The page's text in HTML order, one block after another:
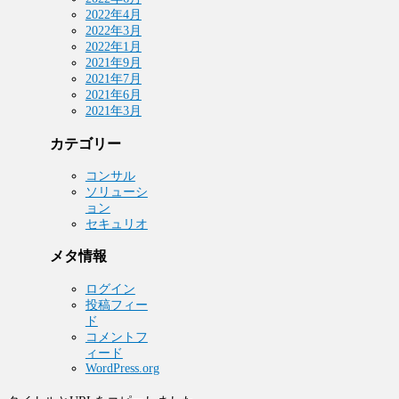
2022年4月
2022年3月
2022年1月
2021年9月
2021年7月
2021年6月
2021年3月
カテゴリー
コンサル
ソリューシ
ョン
セキュリオ
メタ情報
ログイン
投稿フィー
ド
コメントフ
ィード
WordPress.org